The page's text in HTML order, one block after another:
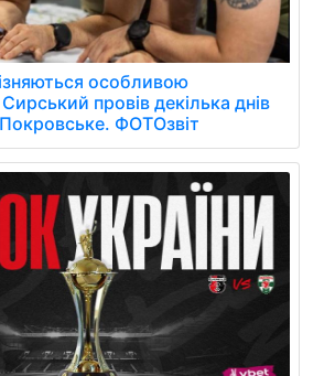
особливою
провів декілька днів
ФОТОзвіт